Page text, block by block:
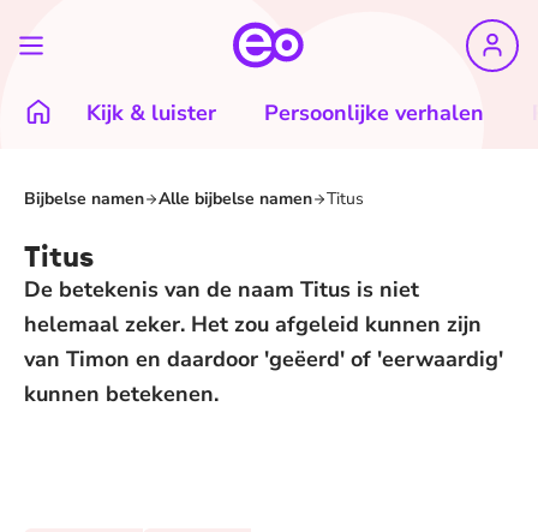
Kijk & luister Persoonlijke verhalen
Bijbelse namen Alle bijbelse namen Titus
Titus
De betekenis van de naam Titus is niet
helemaal zeker. Het zou afgeleid kunnen zijn
van Timon en daardoor 'geëerd' of 'eerwaardig'
kunnen betekenen.